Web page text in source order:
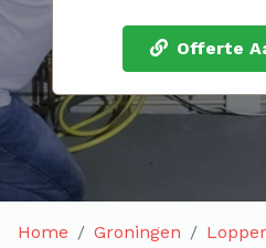
Offerte
Home Groningen